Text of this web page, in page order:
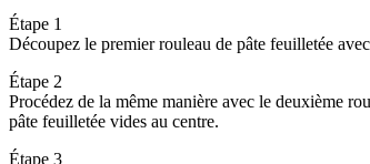
Étape 1
Découpez le premier rouleau de pâte feuilletée
Étape 2
Procédez de la même manière avec le deuxième
pâte feuilletée vides au centre.
Étape 3